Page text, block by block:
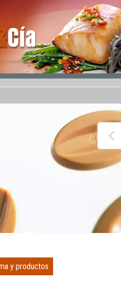
y productos